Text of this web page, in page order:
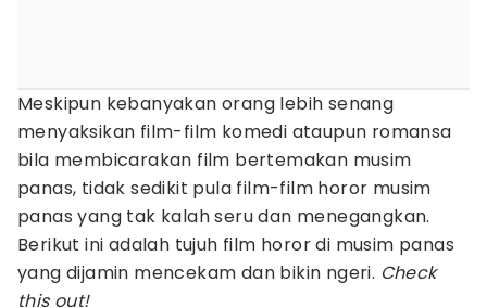
Meskipun kebanyakan orang lebih senang
menyaksikan film-film komedi ataupun romansa
bila membicarakan film bertemakan musim
panas, tidak sedikit pula film-film horor musim
panas yang tak kalah seru dan menegangkan.
Berikut ini adalah tujuh film horor di musim panas
yang dijamin mencekam dan bikin ngeri. Check
this out!